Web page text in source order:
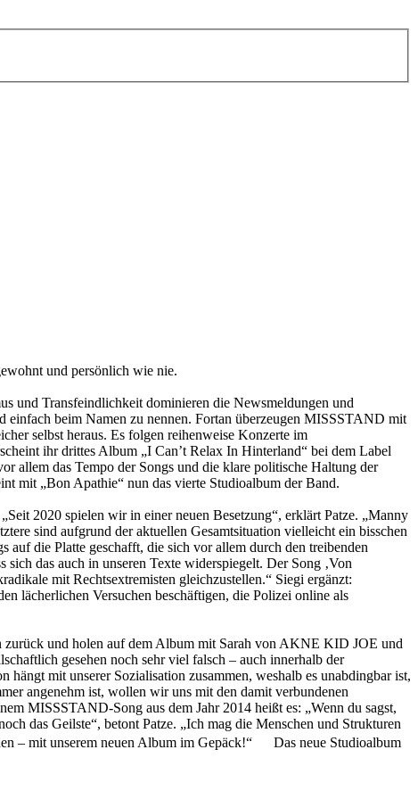
und persönlich wie nie.
und Transfeindlichkeit dominieren die Newsmeldungen und
einfach beim Namen zu nennen. Fortan überzeugen MISSSTAND mit
selbst heraus. Es folgen reihenweise Konzerte im
ihr drittes Album „I Can’t Relax In Hinterland“ bei dem Label
allem das Tempo der Songs und die klare politische Haltung der
mit „Bon Apathie“ nun das vierte Studioalbum der Band.
2020 spielen wir in einer neuen Besetzung“, erklärt Patze. „Manny
sind aufgrund der aktuellen Gesamtsituation vielleicht ein bisschen
auf die Platte geschafft, die sich vor allem durch den treibenden
das auch in unseren Texte widerspiegelt. Der Song ‚Von
mit Rechtsextremisten gleichzustellen.“ Siegi ergänzt:
lächerlichen Versuchen beschäftigen, die Polizei online als
und holen auf dem Album mit Sarah von AKNE KID JOE und
gesehen noch sehr viel falsch – auch innerhalb der
mit unserer Sozialisation zusammen, weshalb es unabdingbar ist,
angenehm ist, wollen wir uns mit den damit verbundenen
MISSSTAND-Song aus dem Jahr 2014 heißt es: „Wenn du sagst,
das Geilste“, betont Patze. „Ich mag die Menschen und Strukturen
– mit unserem neuen Album im Gepäck!“ Das neue Studioalbum